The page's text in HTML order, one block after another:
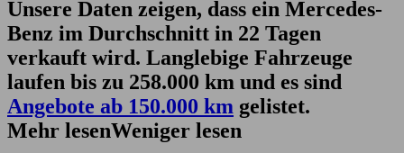
Unsere Daten zeigen, dass ein Mercedes-
Benz im Durchschnitt in 22 Tagen
verkauft wird. Langlebige Fahrzeuge
laufen bis zu 258.000 km und es sind
Angebote ab 150.000 km gelistet.
Mehr lesenWeniger lesen